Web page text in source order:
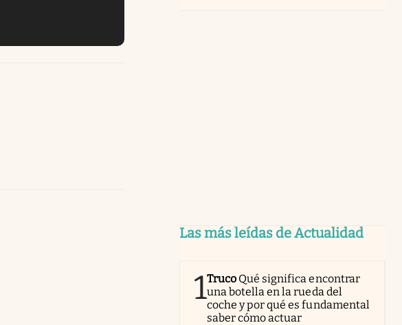
Las más leídas de Actualidad
1Truco Qué significa encontrar
una botella en la rueda del
coche y por qué es fundamental
saber cómo actuar